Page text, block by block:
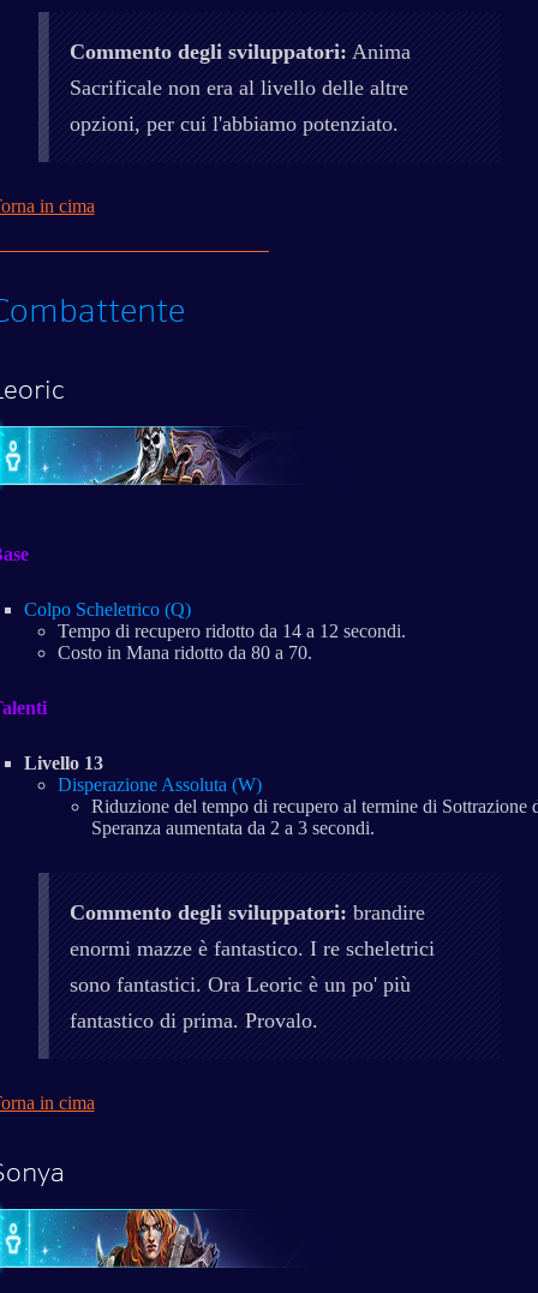
Commento degli sviluppatori: Anima
Sacrificale non era al livello delle altre
opzioni, per cui l'abbiamo potenziato.
in cima
Colpo Scheletrico (Q)
Tempo di recupero ridotto da 14 a 12 secondi.
Costo in Mana ridotto da 80 a 70.
Livello 13
Disperazione Assoluta (W)
Riduzione del tempo di recupero al termine di Sottrazione
Speranza aumentata da 2 a 3 secondi.
Commento degli sviluppatori: brandire
enormi mazze è fantastico. I re scheletrici
sono fantastici. Ora Leoric è un po' più
fantastico di prima. Provalo.
in cima